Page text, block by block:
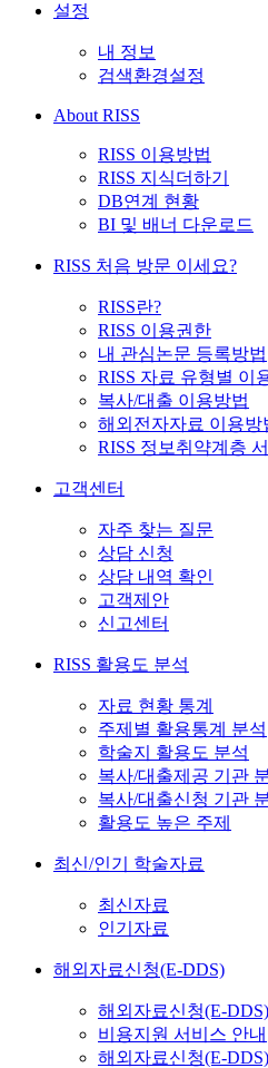
설정
내 정보
검색환경설정
About RISS
RISS 이용방법
RISS 지식더하기
DB연계 현황
BI 및 배너 다운로드
RISS 처음 방문 이세요?
RISS란?
RISS 이용권한
내 관심논문 등록방법
RISS 자료 유형별 이
복사/대출 이용방법
해외전자자료 이용방
RISS 정보취약계층
고객센터
자주 찾는 질문
상담 신청
상담 내역 확인
고객제안
신고센터
RISS 활용도 분석
자료 현황 통계
주제별 활용통계 분석
학술지 활용도 분석
복사/대출제공 기관
복사/대출신청 기관
활용도 높은 주제
최신/인기 학술자료
최신자료
인기자료
해외자료신청(E-DDS)
해외자료신청(E-
비용지원 서비스 안내
해외자료신청(E-DDS)